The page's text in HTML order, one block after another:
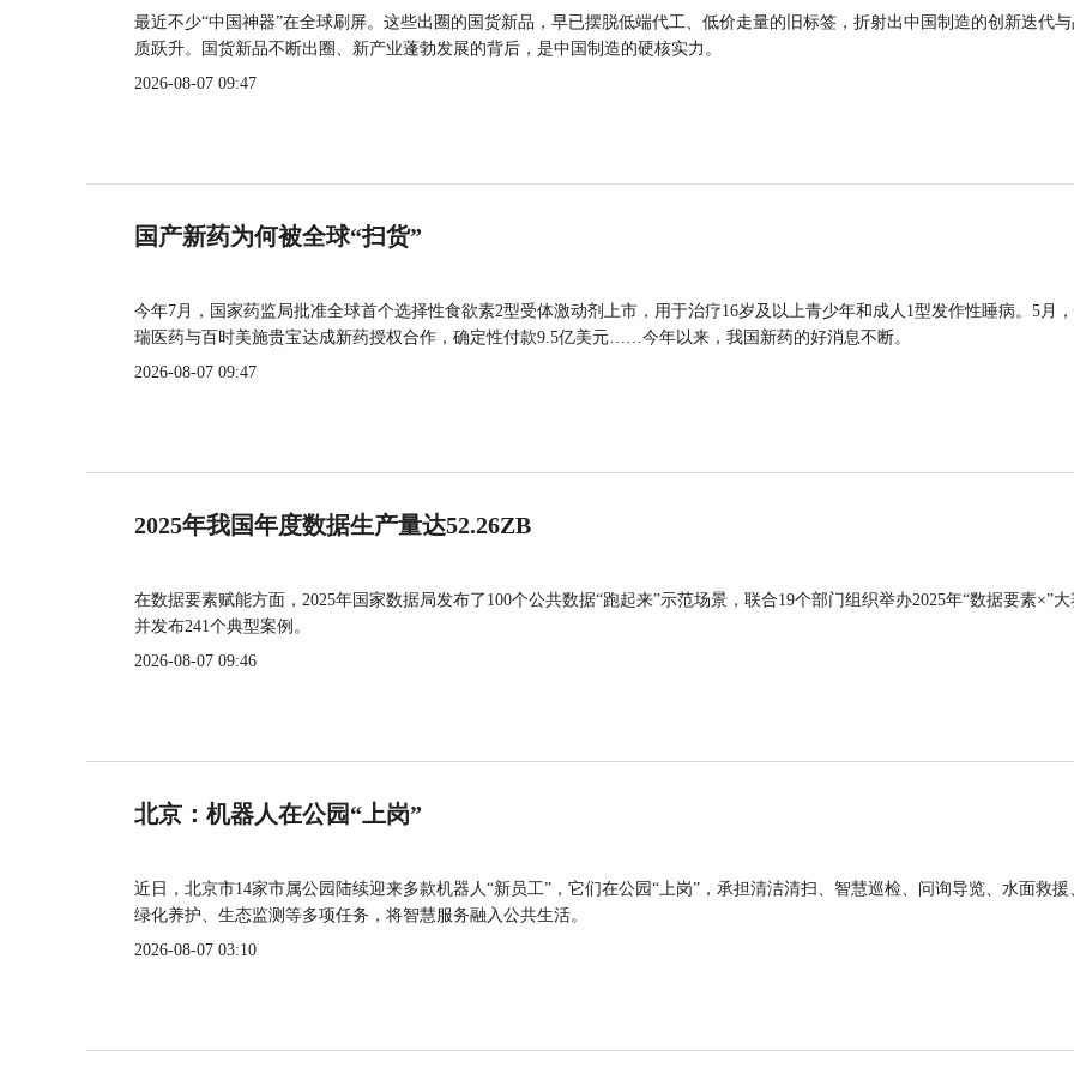
最近不少“中国神器”在全球刷屏。这些出圈的国货新品，早已摆脱低端代工、低价走量的旧标签，折射出中国制造的创新迭代
质跃升。国货新品不断出圈、新产业蓬勃发展的背后，是中国制造的硬核实力。
2026-08-07 09:47
国产新药为何被全球“扫货”
今年7月，国家药监局批准全球首个选择性食欲素2型受体激动剂上市，用于治疗16岁及以上青少年和成人1型发作性睡病。5月
瑞医药与百时美施贵宝达成新药授权合作，确定性付款9.5亿美元……今年以来，我国新药的好消息不断。
2026-08-07 09:47
2025年我国年度数据生产量达52.26ZB
在数据要素赋能方面，2025年国家数据局发布了100个公共数据“跑起来”示范场景，联合19个部门组织举办2025年“数据要素×”大
并发布241个典型案例。
2026-08-07 09:46
北京：机器人在公园“上岗”
近日，北京市14家市属公园陆续迎来多款机器人“新员工”，它们在公园“上岗”，承担清洁清扫、智慧巡检、问询导览、水面救援
绿化养护、生态监测等多项任务，将智慧服务融入公共生活。
2026-08-07 03:10